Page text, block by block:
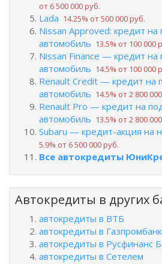
от 6 500 000 руб.
Lada 14.25% от 500 000 руб.
Nissan Approved: кредит
автомобиль 13.5% от 100 000
Nissan Finance — кредит
автомобиль 14.5% от 100 000
Renault Credit — кредит на
автомобиль 14.5% от 2 800
Renault Pro — кредит на
автомобиль 13.5% от 2 800
Subaru — кредит-акция на
5.9% от 6 500 000 руб.
Все автокредиты
Автокредиты в других
автокредиты в ВТБ
автокредиты в
автокредиты в Русфинанс
автокредиты в Сетелем